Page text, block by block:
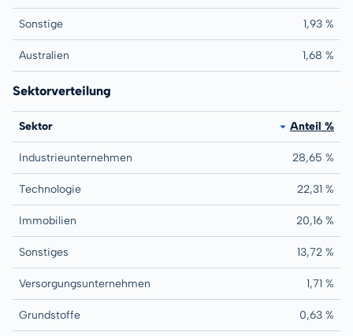
Sonstige 1,93 %
Australien 1,68 %
Sektorverteilung
Sektor Anteil %
Industrieunternehmen 28,65 %
Technologie 22,31 %
Immobilien 20,16 %
Sonstiges 13,72 %
Versorgungsunternehmen 1,71 %
Grundstoffe 0,63 %